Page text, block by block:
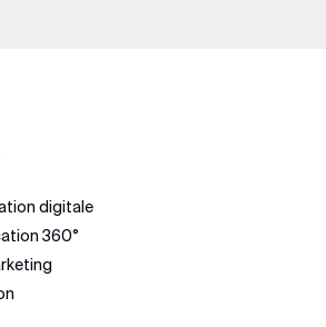
digitale
360°